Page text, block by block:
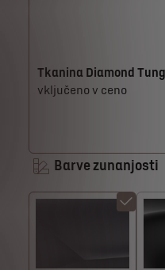
Tkanina Diamond
vključeno v ceno
Barve zunanjosti